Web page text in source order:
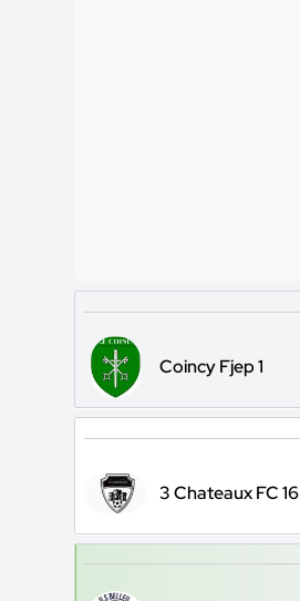
Coincy Fjep 1
3 Chateaux FC 16